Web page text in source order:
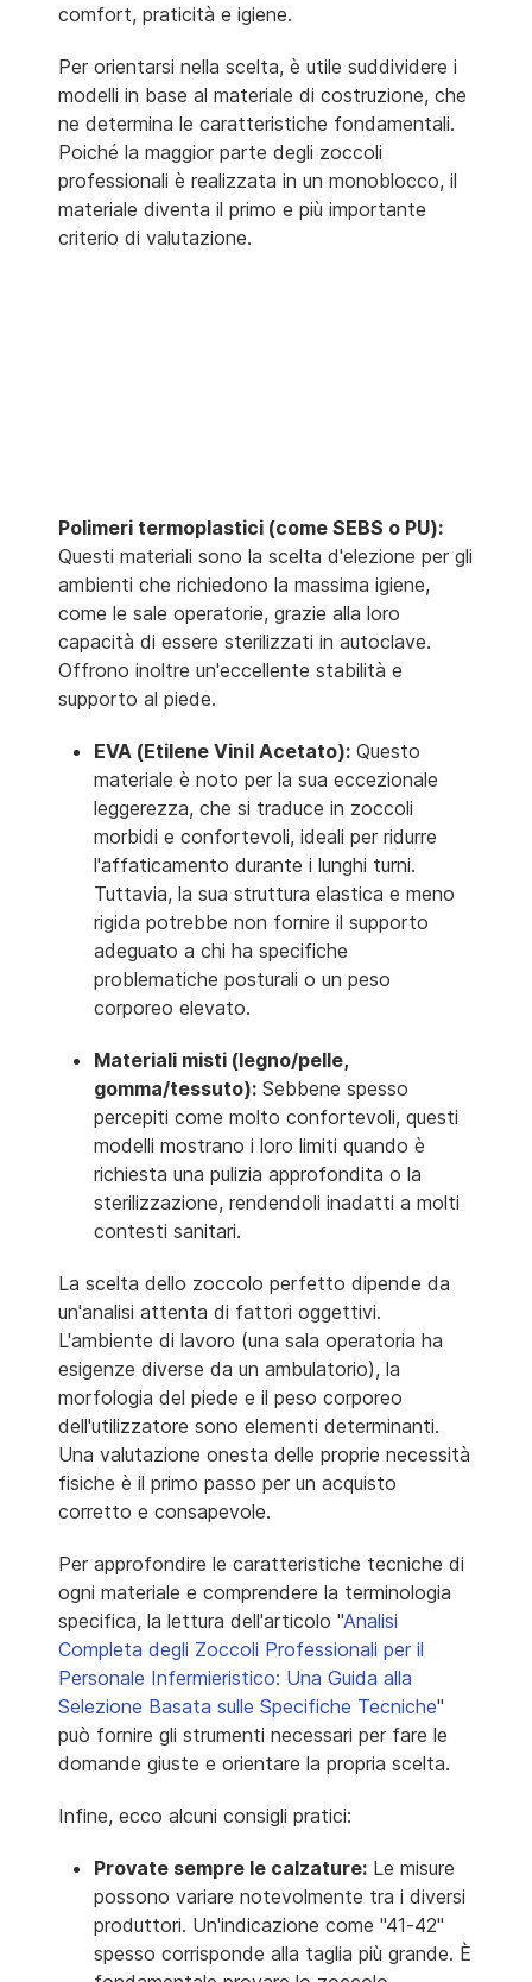
comfort, praticità e igiene.
Per orientarsi nella scelta, è utile suddividere i
modelli in base al materiale di costruzione, che
ne determina le caratteristiche fondamentali.
Poiché la maggior parte degli zoccoli
professionali è realizzata in un monoblocco, il
materiale diventa il primo e più importante
criterio di valutazione.
Polimeri termoplastici (come SEBS o PU):
Questi materiali sono la scelta d'elezione per gli
ambienti che richiedono la massima igiene,
come le sale operatorie, grazie alla loro
capacità di essere sterilizzati in autoclave.
Offrono inoltre un'eccellente stabilità e
supporto al piede.
EVA (Etilene Vinil Acetato): Questo
materiale è noto per la sua eccezionale
leggerezza, che si traduce in zoccoli
morbidi e confortevoli, ideali per ridurre
l'affaticamento durante i lunghi turni.
Tuttavia, la sua struttura elastica e meno
rigida potrebbe non fornire il supporto
adeguato a chi ha specifiche
problematiche posturali o un peso
corporeo elevato.
Materiali misti (legno/pelle,
gomma/tessuto): Sebbene spesso
percepiti come molto confortevoli, questi
modelli mostrano i loro limiti quando è
richiesta una pulizia approfondita o la
sterilizzazione, rendendoli inadatti a molti
contesti sanitari.
La scelta dello zoccolo perfetto dipende da
un'analisi attenta di fattori oggettivi.
L'ambiente di lavoro (una sala operatoria ha
esigenze diverse da un ambulatorio), la
morfologia del piede e il peso corporeo
dell'utilizzatore sono elementi determinanti.
Una valutazione onesta delle proprie necessità
fisiche è il primo passo per un acquisto
corretto e consapevole.
Per approfondire le caratteristiche tecniche di
ogni materiale e comprendere la terminologia
specifica, la lettura dell'articolo "Analisi
Completa degli Zoccoli Professionali per il
Personale Infermieristico: Una Guida alla
Selezione Basata sulle Specifiche Tecniche"
può fornire gli strumenti necessari per fare le
domande giuste e orientare la propria scelta.
Infine, ecco alcuni consigli pratici:
Provate sempre le calzature: Le misure
possono variare notevolmente tra i diversi
produttori. Un'indicazione come "41-42"
spesso corrisponde alla taglia più grande. È